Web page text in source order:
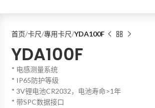
首页 卡尺 專用卡尺 YDA100F
YDA100F
* 电感测量系统
* IP65防护等级
* 3V锂电池CR2032，电池寿命>1年
* 带SPC数据接口